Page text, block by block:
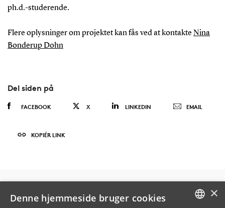
ph.d.-studerende.
Flere oplysninger om projektet kan fås ved at kontakte Nina
Bonderup Dohn
Del siden på
FACEBOOK X LINKEDIN EMAIL
KOPIÉR LINK
×
Denne hjemmeside bruger cookies